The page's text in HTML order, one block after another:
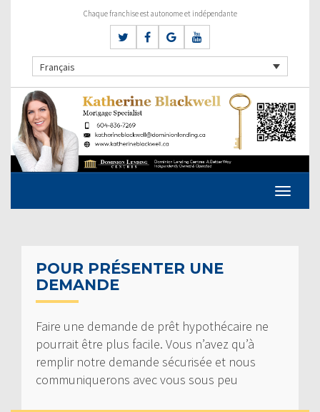
Chaque franchise est autonome et indépendante
Français
POUR PRÉSENTER UNE
DEMANDE
Faire une demande de prêt hypothécaire ne
pourrait être plus facile. Vous n’avez qu’à
remplir notre demande sécurisée et nous
communiquerons avec vous sous peu